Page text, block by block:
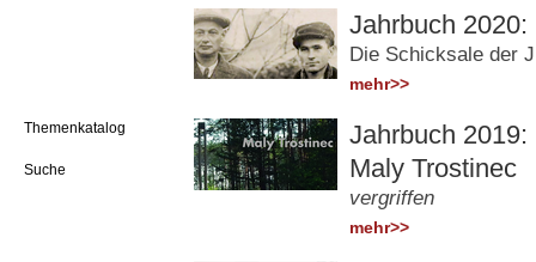
Themenkatalog
Suche
Jahrbuch
Die Schicksale der
mehr>>
Jahrbuch
Maly Trostinec
vergriffen
mehr>>